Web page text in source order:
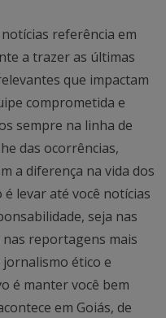
referência em
a trazer as últimas
que impactam
comprometida e
sempre na linha de
das ocorrências,
a diferença na vida dos
levar até você notícias
seja nas
reportagens mais
ético e
é manter você bem
em Goiás, de